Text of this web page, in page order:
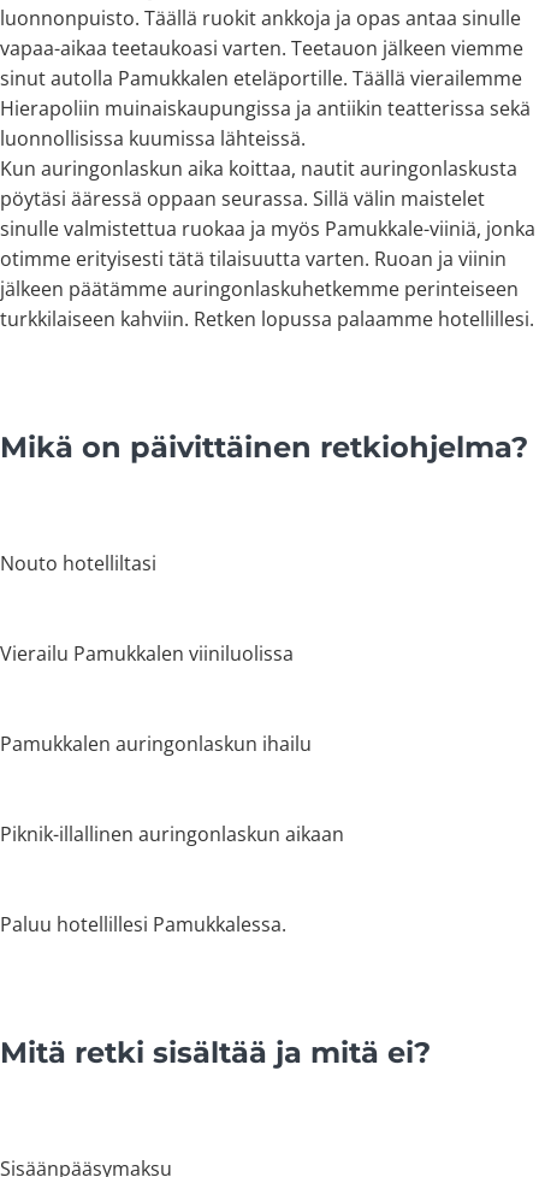
luonnonpuisto. Täällä ruokit ankkoja ja opas antaa sinulle
vapaa-aikaa teetaukoasi varten. Teetauon jälkeen viemme
sinut autolla Pamukkalen eteläportille. Täällä vierailemme
Hierapoliin muinaiskaupungissa ja antiikin teatterissa sekä
luonnollisissa kuumissa lähteissä.
Kun auringonlaskun aika koittaa, nautit auringonlaskusta
pöytäsi ääressä oppaan seurassa. Sillä välin maistelet
sinulle valmistettua ruokaa ja myös Pamukkale-viiniä, jonka
otimme erityisesti tätä tilaisuutta varten. Ruoan ja viinin
jälkeen päätämme auringonlaskuhetkemme perinteiseen
turkkilaiseen kahviin. Retken lopussa palaamme hotellillesi.
Mikä on päivittäinen retkiohjelma?
Nouto hotelliltasi
Vierailu Pamukkalen viiniluolissa
Pamukkalen auringonlaskun ihailu
Piknik-illallinen auringonlaskun aikaan
Paluu hotellillesi Pamukkalessa.
Mitä retki sisältää ja mitä ei?
Sisäänpääsymaksu